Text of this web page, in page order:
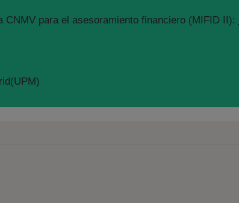
para el asesoramiento financiero (MIFID II):